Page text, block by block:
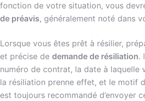
fonction de votre situation, vous
de préavis, généralement noté dans
Lorsque vous êtes prêt à résilier,
et précise de demande de résiliation.
numéro de contrat, la date à laquelle
la résiliation prenne effet, et le motif
est toujours recommandé d’envoyer